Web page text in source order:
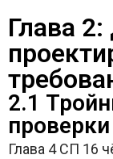
Глава
2.1
Глава 4 СП 16